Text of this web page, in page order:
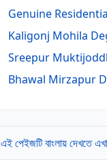
Genuine
Kaligonj Mohila
Sreepur
Bhawal Mirzapur
এই পেইজটি বাংলায় দেখতে